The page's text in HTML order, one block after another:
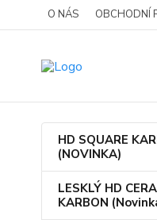
O NÁS OBCHODNÍ
HD SQUARE
(NOVINKA)
LESKLÝ HD
KARBON